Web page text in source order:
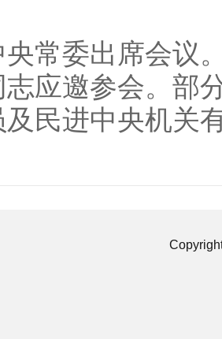
委出席会议。
应邀参会。部
民进中央机关